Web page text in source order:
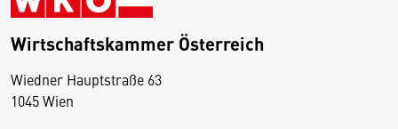
Wirtschaftskammer Österreich
Wiedner Hauptstraße 63
1045 Wien
D